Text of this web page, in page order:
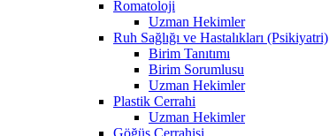
Romatoloji
Uzman Hekimler
Ruh Sağlığı ve Hastalıkları (Psikiyatri)
Birim Tanıtımı
Birim Sorumlusu
Uzman Hekimler
Plastik Cerrahi
Uzman Hekimler
Göğüs Cerrahisi